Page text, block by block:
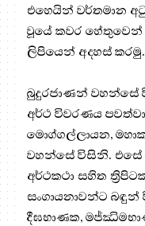
එහෙයින් වර්තමාන
වූයේ කවර හේතුවෙන්
ලිපියෙන් අදහස් කරමු.
බුදුරජාණන් වහන්සේ
අර්ථ විවරණය
මොග්ගල්ලායන,
වහන්සේ විසිනි. එසේ
අර්ථකථා සහිත
සංගායනාවන්ට
දීඝභාණක,